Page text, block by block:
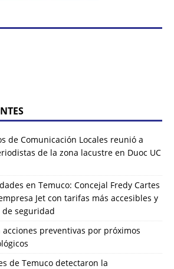
de Comunicación Locales reunió a
de la zona lacustre en Duoc UC
en Temuco: Concejal Fredy Cartes
Jet con tarifas más accesibles y
seguridad
acciones preventivas por próximos
de Temuco detectaron la